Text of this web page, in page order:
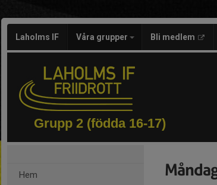
Laholms IF Våra grupper Bli medlem
Grupp 2 (födda 16-17)
Hem